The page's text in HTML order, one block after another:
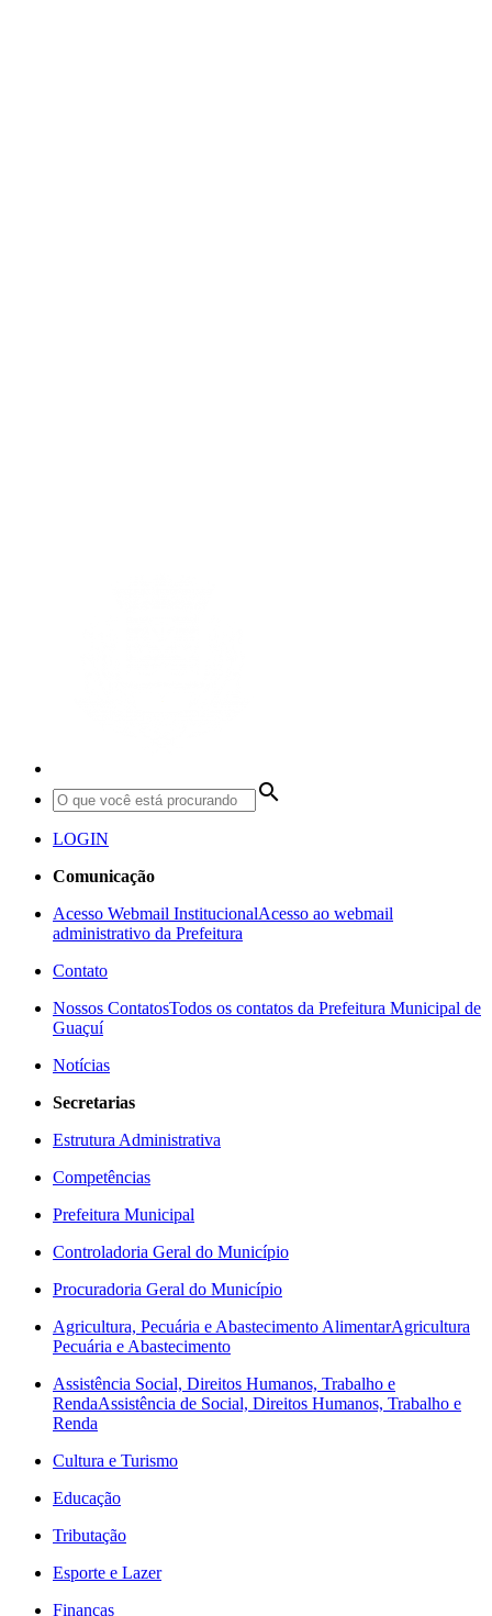
search
LOGIN
Comunicação
Acesso Webmail InstitucionalAcesso ao webmail
administrativo da Prefeitura
Contato
Nossos ContatosTodos os contatos da Prefeitura Municipal de
Guaçuí
Notícias
Secretarias
Estrutura Administrativa
Competências
Prefeitura Municipal
Controladoria Geral do Município
Procuradoria Geral do Município
Agricultura, Pecuária e Abastecimento AlimentarAgricultura
Pecuária e Abastecimento
Assistência Social, Direitos Humanos, Trabalho e
RendaAssistência de Social, Direitos Humanos, Trabalho e
Renda
Cultura e Turismo
Educação
Tributação
Esporte e Lazer
Finanças